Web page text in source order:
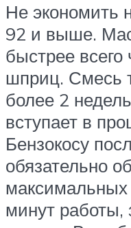
Не экономить
92 и выше.
быстрее
шприц. Смесь
более 2
вступает в
Бензокосу
обязательно
минут работы,